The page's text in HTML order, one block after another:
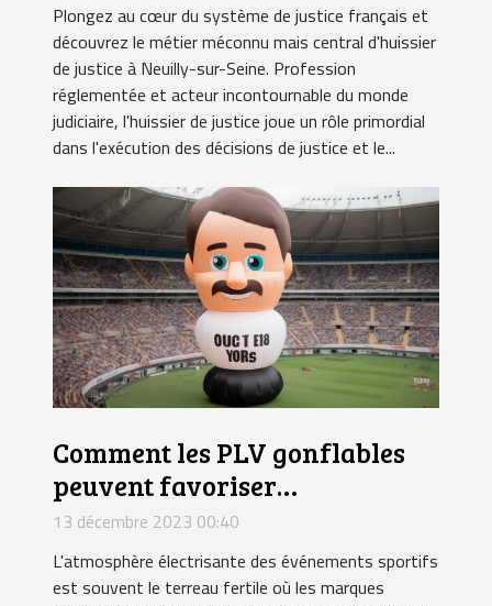
Plongez au cœur du système de justice français et
découvrez le métier méconnu mais central d'huissier
de justice à Neuilly-sur-Seine. Profession
réglementée et acteur incontournable du monde
judiciaire, l'huissier de justice joue un rôle primordial
dans l'exécution des décisions de justice et le...
Comment les PLV gonflables
peuvent favoriser
l'engagement lors des
événements sportifs ?
13 décembre 2023 00:40
L'atmosphère électrisante des événements sportifs
est souvent le terreau fertile où les marques